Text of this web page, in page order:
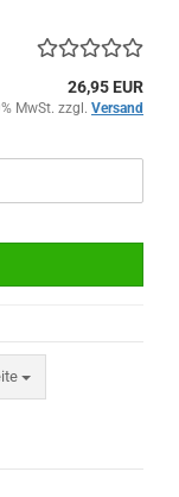
26,95 EUR
MwSt. zzgl. Versand